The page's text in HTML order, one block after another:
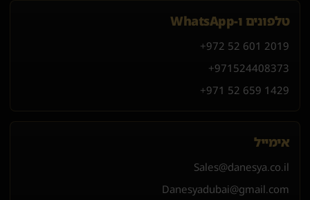
טלפונים ו-WhatsApp
+972 52 601 2019
+971 524408373
+971 52 659 1429
אימייל
Sales@danesya.co.il
Danesyadubai@gmail.com